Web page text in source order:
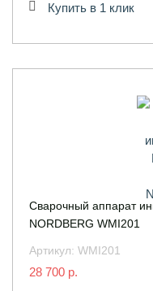
Купить в 1 клик
Сварочный аппарат
NORDBERG WMI201
Артикул: WMI201
28 700 р.